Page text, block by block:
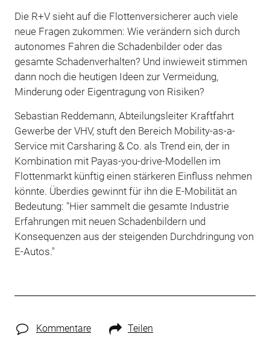
Die R+V sieht auf die Flottenversicherer auch viele
neue Fragen zukommen: Wie verändern sich durch
autonomes Fahren die Schadenbilder oder das
gesamte Schadenverhalten? Und inwieweit stimmen
dann noch die heutigen Ideen zur Vermeidung,
Minderung oder Eigentragung von Risiken?
Sebastian Reddemann, Abteilungsleiter Kraftfahrt
Gewerbe der VHV, stuft den Bereich Mobility-as-a-
Service mit Carsharing & Co. als Trend ein, der in
Kombination mit Payas-you-drive-Modellen im
Flottenmarkt künftig einen stärkeren Einfluss nehmen
könnte. Überdies gewinnt für ihn die E-Mobilität an
Bedeutung: "Hier sammelt die gesamte Industrie
Erfahrungen mit neuen Schadenbildern und
Konsequenzen aus der steigenden Durchdringung von
E-Autos."
Kommentare Teilen